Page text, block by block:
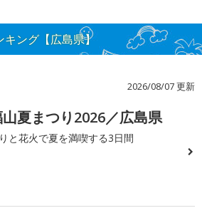
ング【広島県】
2026/08/07 更新
夏まつり2026／広島県
と花火で夏を満喫する3日間